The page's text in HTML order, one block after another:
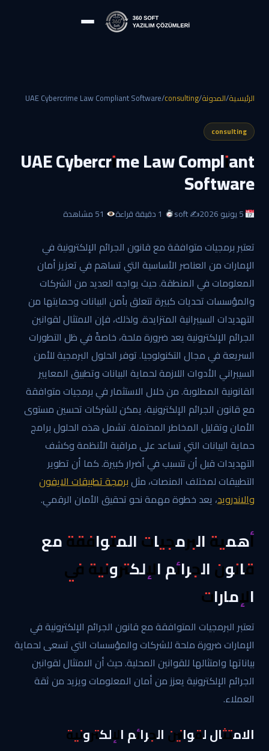
الرئيسية/المدونة/
consulting
/
UAE Cybercrime Law Compliant Software
consulting
UAE Cybercrime Law Compliant
Software
5 يونيو 2026 ✍️ soft
تعتبر برمجيات متوافقة مع قانون الجرائم الإلكترونية في
الإمارات من العناصر الأساسية التي تساهم في تعزيز أمان
المعلومات في المنطقة. حيث يواجه العديد من الشركات
والمؤسسات تحديات كبيرة تتعلق بأمن البيانات وحمايتها من
التهديدات السيبرانية المتزايدة. ولذلك، فإن الامتثال لقوانين
الجرائم الإلكترونية يعد ضرورة ملحة، خاصةً في ظل التطورات
السريعة في مجال التكنولوجيا. توفر الحلول البرمجية للأمن
السيبراني الأدوات اللازمة لحماية البيانات وتطبيق المعايير
القانونية المطلوبة. من خلال الاستثمار في برمجيات متوافقة
مع قانون الجرائم الإلكترونية، يمكن للشركات تحسين مستوى
الأمان وتقليل المخاطر المحتملة. تشمل هذه الحلول برامج
حماية البيانات التي تساعد على مراقبة الأنظمة وكشف
التهديدات قبل أن تتسبب في أضرار كبيرة. كما أن تطوير
التطبيقات لمختلف المنصات، مثلبرمجة تطبيقات الايفون
والاندرويد، يعد خطوة مهمة نحو تحقيق الأمان الرقمي.
أهمية البرمجيات المتوافقة مع
قانون الجرائم الإلكترونية في
الإمارات
تعتبر البرمجيات المتوافقة مع قانون الجرائم الإلكترونية في
الإمارات ضرورة ملحة للشركات والمؤسسات التي تسعى لحماية
بياناتها وامتثالها للقوانين المحلية. حيث أن الامتثال لقوانين
الجرائم الإلكترونية يعزز من أمان المعلومات ويزيد من ثقة
العملاء.
الامتثال لقوانين الجرائم الإلكترونية